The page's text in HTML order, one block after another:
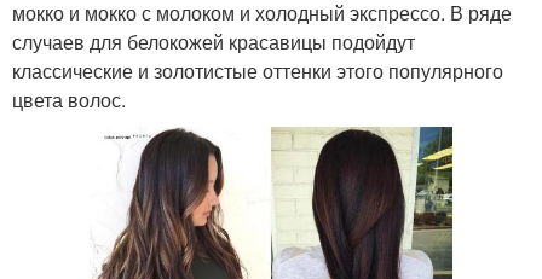
мокко и мокко с молоком и холодный экспрессо. В ряде
случаев для белокожей красавицы подойдут
классические и золотистые оттенки этого популярного
цвета волос.